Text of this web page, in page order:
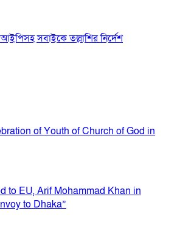
সবাইকে তল্লাশির নির্দেশ
of Youth of Church of God in
to EU, Arif Mohammad Khan in
to Dhaka”